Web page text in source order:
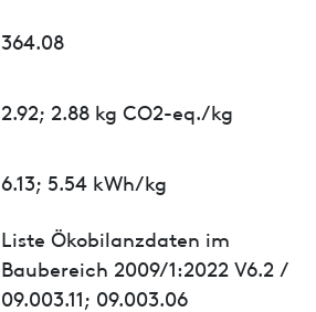
364.08
2.92; 2.88 kg CO2-eq./kg
6.13; 5.54 kWh/kg
Liste Ökobilanzdaten im
Baubereich 2009/1:2022 V6.2 /
09.003.11; 09.003.06